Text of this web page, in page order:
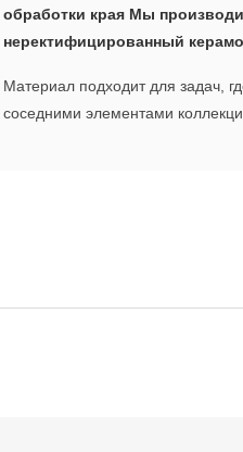
обработки края Мы
неректифицированный
Материал подходит для задач,
соседними элементами